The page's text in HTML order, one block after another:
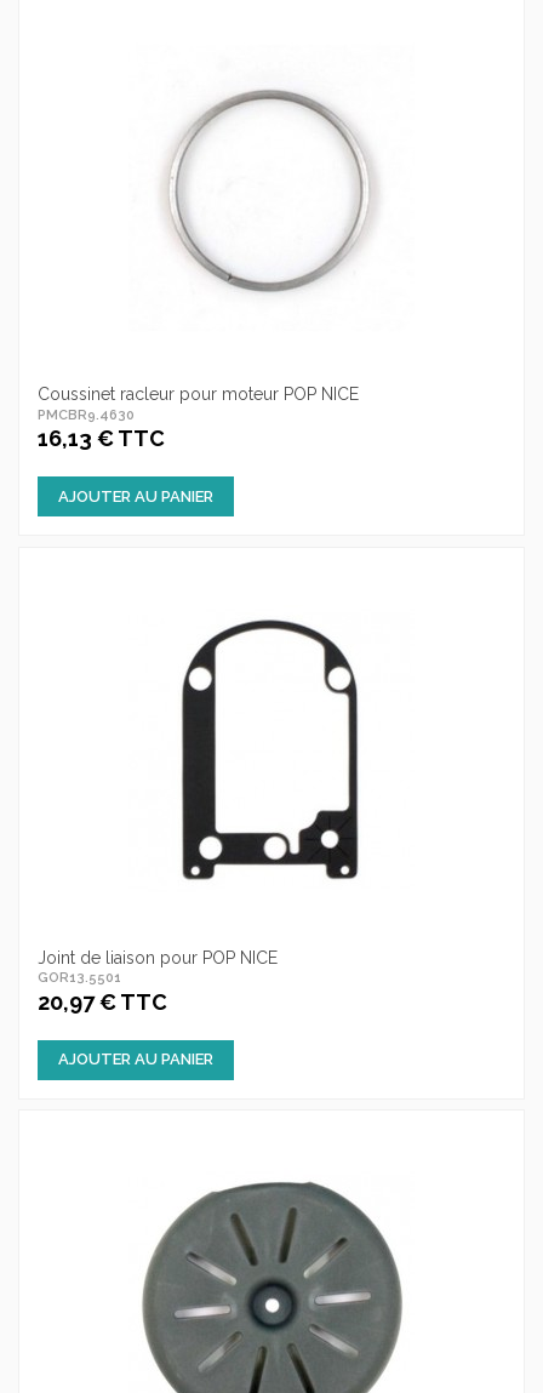
Coussinet racleur pour moteur POP NICE
PMCBR9.4630
16,13 € TTC
AJOUTER AU PANIER
Joint de liaison pour POP NICE
GOR13.5501
20,97 € TTC
AJOUTER AU PANIER